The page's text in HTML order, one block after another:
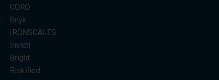
CORO
Snyk
IRONSCALES
Invicti
Bright
Riskified